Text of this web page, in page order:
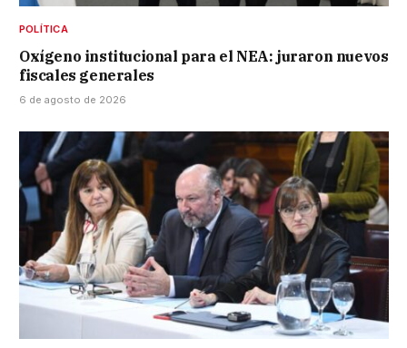
POLÍTICA
Oxígeno institucional para el NEA: juraron nuevos
fiscales generales
6 de agosto de 2026